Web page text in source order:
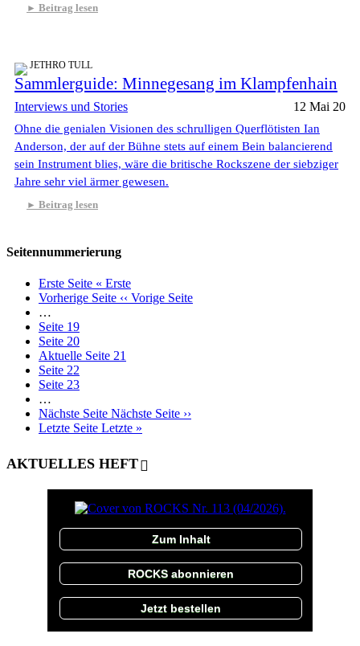
Beitrag lesen
JETHRO TULL
Sammlerguide: Minnegesang im Klampfenhain
Interviews und Stories 12 Mai 20
Ohne die genialen Visionen des schrulligen Querflötisten Ian
Anderson, der auf der Bühne stets auf einem Bein balancierend
sein Instrument blies, wäre die britische Rockszene der siebziger
Jahre sehr viel ärmer gewesen.
Beitrag lesen
Seitennummerierung
Erste Seite « Erste
Vorherige Seite ‹‹ Vorige Seite
…
Seite 19
Seite 20
Aktuelle Seite 21
Seite 22
Seite 23
…
Nächste Seite Nächste Seite ››
Letzte Seite Letzte »
AKTUELLES HEFT
Zum Inhalt
ROCKS abonnieren
Jetzt bestellen